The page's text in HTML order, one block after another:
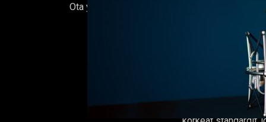
Ota yhteyttä
vuoden hiljaiselon
kunnostetussa
helmikuussa 2015,
Oluet
ja jokaisen erän on